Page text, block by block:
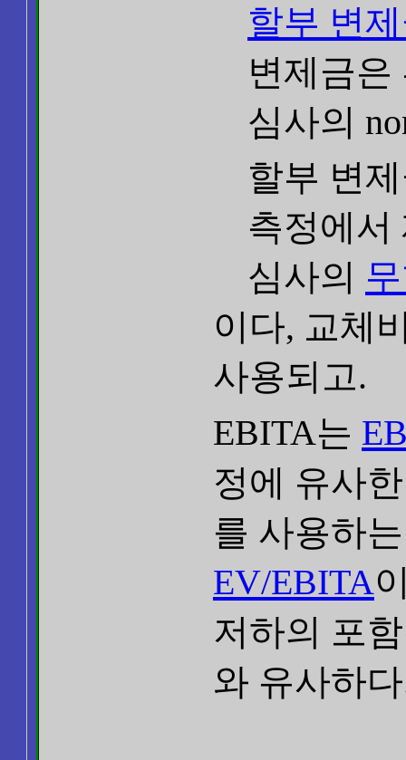
할부 변
변제금은
심사의
할부 변
측정에서
심사의
이다, 교체
사용되고.
EBITA는
정에 유사
를 사용하
EV/EBITA
저하의 포
와 유사하